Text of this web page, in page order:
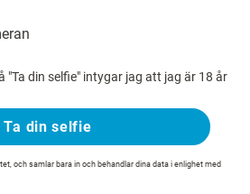
"Ta din selfie" intygar jag att jag är 18 år
Ta din selfie
och samlar bara in och behandlar dina data i enlighet med